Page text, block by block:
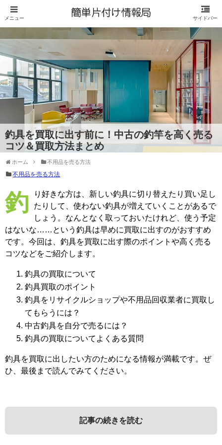
釣具を買取に出す前に！中古の釣竿を高く売る
コツ＆買取方法まとめ
ホーム 不用品を売る方法
不用品を売る方法
釣り好きな方は、新しい釣具に切り替えたり買い足し
たりして、使わない釣具が増えていくことがあるで
しょう。なんとなく取っておいたけれど、使う予定
はないな……という釣具は早めに買取に出すのがおすすめ
です。今回は、釣具を買取に出す際のポイントや高く売る
コツなどをご紹介します。
釣具の買取について
釣具買取のポイント
釣具をリサイクルショップや不用品回収業者に買取し
てもらうには？
中古釣具を自分で売るには？
釣具の買取についてよくある質問
釣具を買取に出したい方のためになる情報が満載です。ぜ
ひ、最後まで読んでみてください。
記事の続きを読む